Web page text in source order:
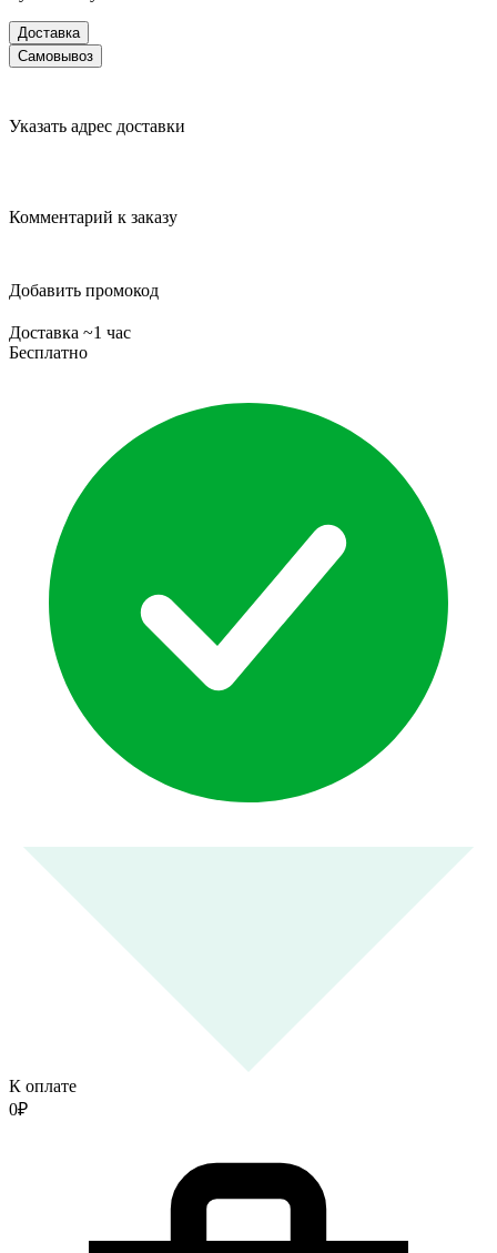
Доставка
Самовывоз
Указать адрес доставки
Комментарий к заказу
Добавить промокод
Доставка ~1 час
Бесплатно
К оплате
0₽